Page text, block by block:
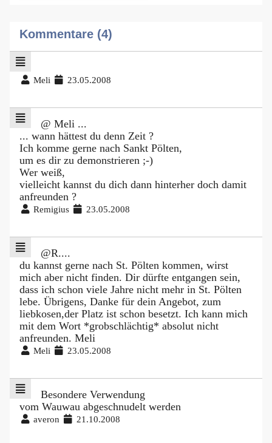
Kommentare (4)
Meli 23.05.2008
@ Meli ...
... wann hättest du denn Zeit ?
Ich komme gerne nach Sankt Pölten,
um es dir zu demonstrieren ;-)
Wer weiß,
vielleicht kannst du dich dann hinterher doch damit
anfreunden ?
Remigius 23.05.2008
@R....
du kannst gerne nach St. Pölten kommen, wirst
mich aber nicht finden. Dir dürfte entgangen sein,
dass ich schon viele Jahre nicht mehr in St. Pölten
lebe. Übrigens, Danke für dein Angebot, zum
liebkosen,der Platz ist schon besetzt. Ich kann mich
mit dem Wort *grobschlächtig* absolut nicht
anfreunden. Meli
Meli 23.05.2008
Besondere Verwendung
vom Wauwau abgeschnudelt werden
averon 21.10.2008